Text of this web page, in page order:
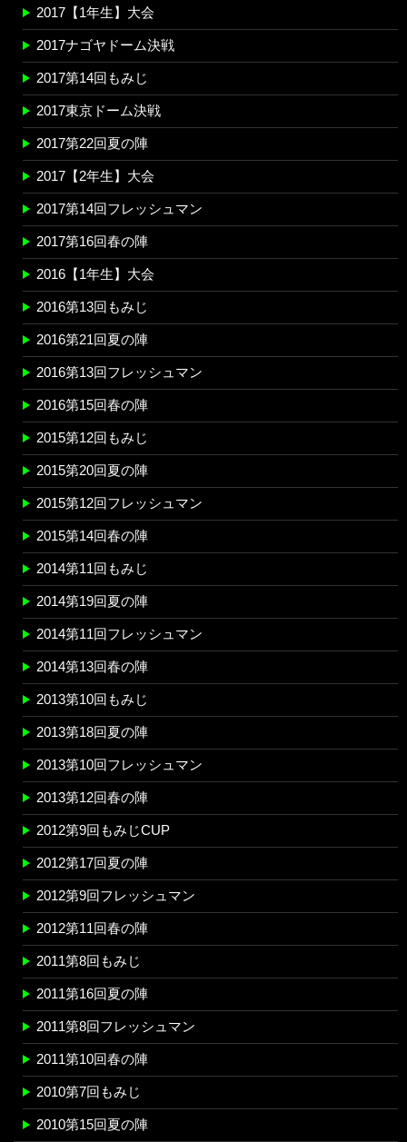
2017【1年生】大会
2017ナゴヤドーム決戦
2017第14回もみじ
2017東京ドーム決戦
2017第22回夏の陣
2017【2年生】大会
2017第14回フレッシュマン
2017第16回春の陣
2016【1年生】大会
2016第13回もみじ
2016第21回夏の陣
2016第13回フレッシュマン
2016第15回春の陣
2015第12回もみじ
2015第20回夏の陣
2015第12回フレッシュマン
2015第14回春の陣
2014第11回もみじ
2014第19回夏の陣
2014第11回フレッシュマン
2014第13回春の陣
2013第10回もみじ
2013第18回夏の陣
2013第10回フレッシュマン
2013第12回春の陣
2012第9回もみじCUP
2012第17回夏の陣
2012第9回フレッシュマン
2012第11回春の陣
2011第8回もみじ
2011第16回夏の陣
2011第8回フレッシュマン
2011第10回春の陣
2010第7回もみじ
2010第15回夏の陣